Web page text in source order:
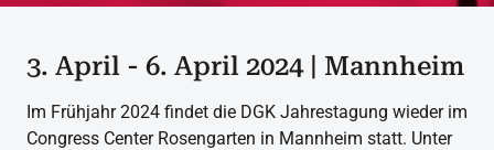
3. April - 6. April 2024 | Mannheim
Im Frühjahr 2024 findet die DGK Jahrestagung wieder im
Congress Center Rosengarten in Mannheim statt. Unter